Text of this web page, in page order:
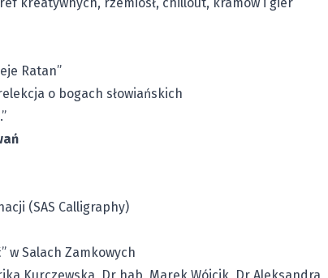
Ratan”
o bogach słowiańskich
(SAS Calligraphy)
w Salach Zamkowych